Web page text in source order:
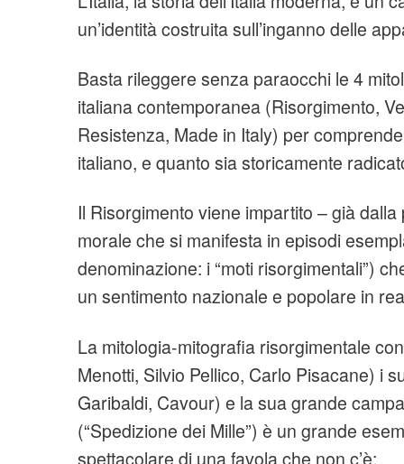
un’identità costruita sull’inganno delle
Basta rileggere senza paraocchi le 4
italiana contemporanea (Risorgimento,
Resistenza, Made in Italy) per
italiano, e quanto sia storicamente
Il Risorgimento viene impartito – già
morale che si manifesta in episodi
denominazione: i “moti risorgimentali”)
un sentimento nazionale e popolare in
La mitologia-mitografia risorgimentale
Menotti, Silvio Pellico, Carlo Pisacane) i
Garibaldi, Cavour) e la sua grande
(“Spedizione dei Mille”) è un grande
spettacolare di una favola che non c’è: